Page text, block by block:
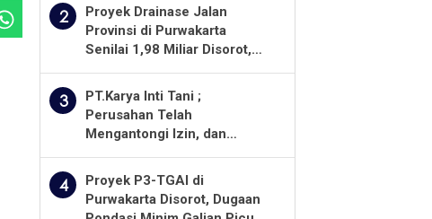
2
Proyek Drainase Jalan
Provinsi di Purwakarta
Senilai 1,98 Miliar Disorot,
Pekerjaan Diawasi Ketat
3
PT.Karya Inti Tani ;
Perusahan Telah
Mengantongi Izin, dan
Aturan Yang Berlaku
4
Proyek P3-TGAI di
Purwakarta Disorot, Dugaan